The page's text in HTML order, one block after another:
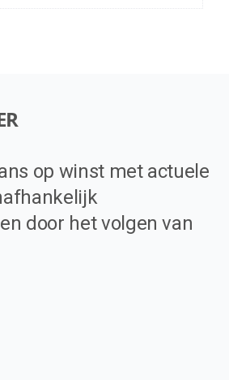
op winst met actuele
door het volgen van